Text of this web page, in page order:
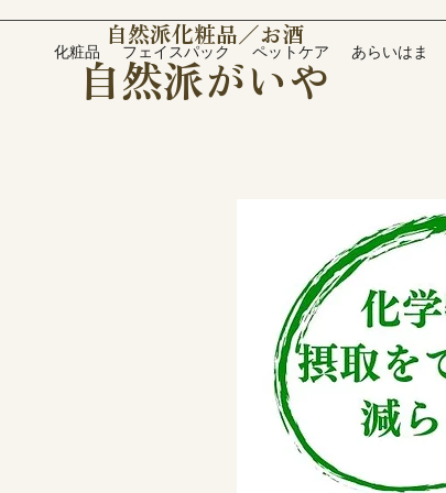
自然派化粧品／お酒
自然派がいや
化粧品 フェイスパック ペットケア あらいはま